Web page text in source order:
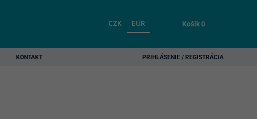
CZK EUR Košík0
KONTAKT PRIHLÁSENIE / REGISTRÁCIA